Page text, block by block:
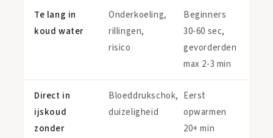
Te lang in
koud water
Onderkoeling,
rillingen,
risico
Beginners
30-60 sec,
gevorderden
max 2-3 min
Direct in
ijskoud
zonder
Bloeddrukschok,
duizeligheid
Eerst
opwarmen
20+ min